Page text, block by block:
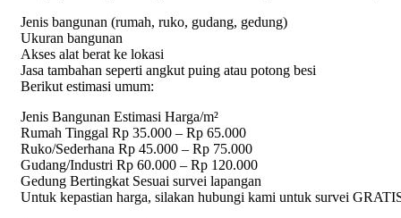
Jenis bangunan (rumah, ruko, gudang, gedung)
Ukuran bangunan
Akses alat berat ke lokasi
Jasa tambahan seperti angkut puing atau potong besi
Berikut estimasi umum:
Jenis Bangunan Estimasi Harga/m²
Rumah Tinggal Rp 35.000 – Rp 65.000
Ruko/Sederhana Rp 45.000 – Rp 75.000
Gudang/Industri Rp 60.000 – Rp 120.000
Gedung Bertingkat Sesuai survei lapangan
Untuk kepastian harga, silakan hubungi kami untuk survei